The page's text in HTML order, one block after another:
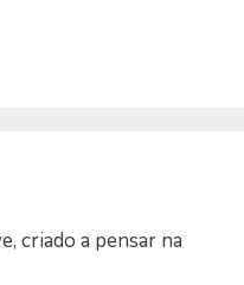
criado a pensar na